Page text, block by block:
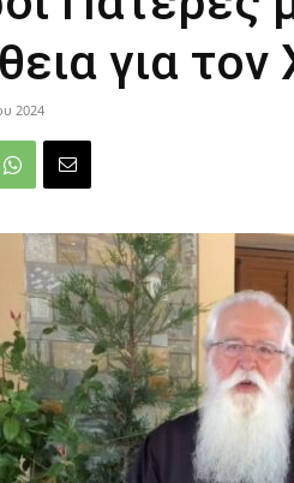
για τον
2024